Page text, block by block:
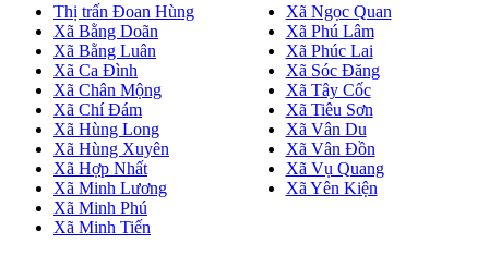
Thị trấn Đoan Hùng
Xã Bằng Doãn
Xã Bằng Luân
Xã Ca Đình
Xã Chân Mộng
Xã Chí Đám
Xã Hùng Long
Xã Hùng Xuyên
Xã Hợp Nhất
Xã Minh Lương
Xã Minh Phú
Xã Minh Tiến
Xã Ngọc Quan
Xã Phú Lâm
Xã Phúc Lai
Xã Sóc Đăng
Xã Tây Cốc
Xã Tiêu Sơn
Xã Vân Du
Xã Vân Đồn
Xã Vụ Quang
Xã Yên Kiện